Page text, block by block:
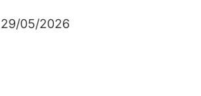
05/2026